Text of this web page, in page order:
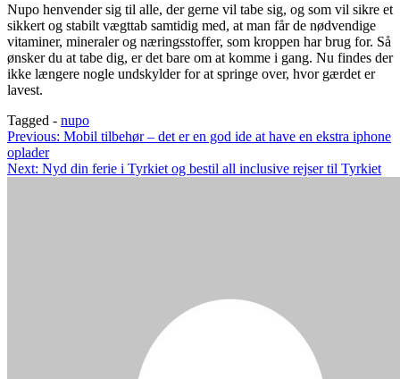
Nupo henvender sig til alle, der gerne vil tabe sig, og som vil sikre et
sikkert og stabilt vægttab samtidig med, at man får de nødvendige
vitaminer, mineraler og næringsstoffer, som kroppen har brug for. Så
ønsker du at tabe dig, er det bare om at komme i gang. Nu findes der
ikke længere nogle undskylder for at springe over, hvor gærdet er
lavest.
Tagged - nupo
Indlægsnavigation
Previous: Mobil tilbehør – det er en god ide at have en ekstra iphone
oplader
Next: Nyd din ferie i Tyrkiet og bestil all inclusive rejser til Tyrkiet